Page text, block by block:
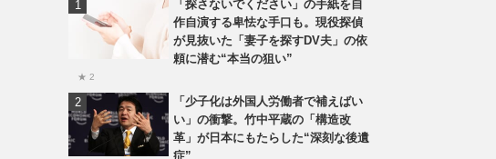
「探さないでください」の手紙を自
作自演する卑怯な手口も。現役探偵
が見抜いた「妻子を探すDV夫」の依
頼に潜む“本当の狙い”
★ 2
「少子化は外国人労働者で補えばい
い」の衝撃。竹中平蔵の「構造改
革」が日本にもたらした“深刻な後遺
症”